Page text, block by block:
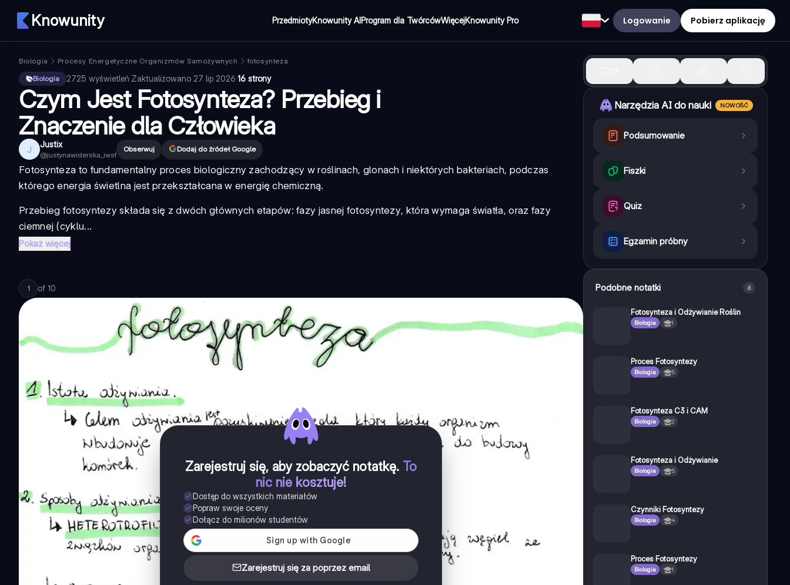
Knowunity PrzedmiotyKnowunity AIProgram dla TwórcówWięcejKnowunity Pro Logowanie Pobierz aplikację
Biologia Procesy Energetyczne Organizmów Samożywnych
fotosynteza
Biologia
2725 wyświetleń·Zaktualizowano 27 lip 2026·16 strony
Czym Jest Fotosynteza? Przebieg i
Znaczenie dla Człowieka
J Justix
@justynawiderska_iwsf
Obserwuj Dodaj do źródeł Google
Fotosynteza to fundamentalny proces biologiczny zachodzący w roślinach, glonach i niektórych bakteriach, podczas
którego energia świetlna jest przekształcana w energię chemiczną.
Przebieg fotosyntezy składa się z dwóch głównych etapów:fazy jasnej fotosyntezy, która wymaga światła, oraz fazy
ciemnej (cyklu...
Pokaż więcej
1 of 10
Zarejestruj się, aby zobaczyć notatkę. To
nic nie kosztuje!
Dostęp do wszystkich materiałów
Popraw swoje oceny
Dołącz do milionów studentów
Zarejestruj się za poprzez email
Narzędzia AI do nauki NOWOŚĆ
Podsumowanie
Fiszki
Quiz
Egzamin próbny
Podobne notatki 6
Fotosynteza i Odżywianie Roślin
Biologia 1
Proces Fotosyntezy
Biologia 5
Fotosynteza C3 i CAM
Biologia 2
Fotosynteza i Odżywianie
Biologia 5
Czynniki Fotosyntezy
Biologia 4
Proces Fotosyntezy
Biologia 1